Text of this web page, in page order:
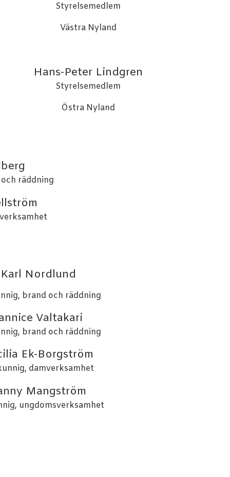
Styrelsemedlem
Västra Nyland
Hans-Peter Lindgren
Styrelsemedlem
Östra Nyland
räddning
Karl Nordlund
brand och räddning
Valtakari
brand och räddning
Ek-Borgström
damverksamhet
Mangström
ungdomsverksamhet